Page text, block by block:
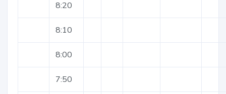
8:20
8:10
8:00
7:50